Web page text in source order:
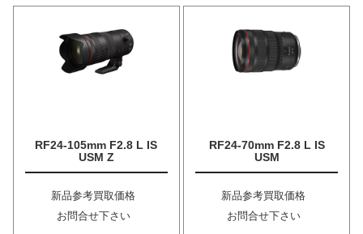
RF24-105mm F2.8 L IS
USM Z
新品参考買取価格
お問合せ下さい
RF24-70mm F2.8 L IS
USM
新品参考買取価格
お問合せ下さい